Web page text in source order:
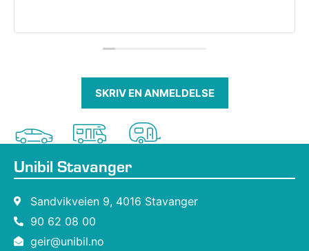
SKRIV EN ANMELDELSE
Unibil Stavanger
Sandvikveien 9, 4016 Stavanger
90 62 08 00
geir@unibil.no